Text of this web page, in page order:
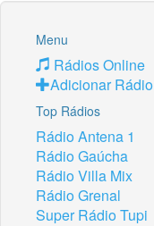
Menu
Rádios Online
Adicionar Rádio
Top Rádios
Rádio Antena 1
Rádio Gaúcha
Rádio Villa Mix
Rádio Grenal
Super Rádio Tupi